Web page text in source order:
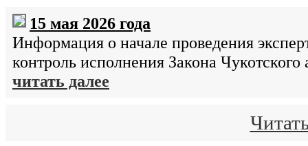
15 мая 2026 года
Информация о начале проведения
контроль исполнения Закона
читать далее